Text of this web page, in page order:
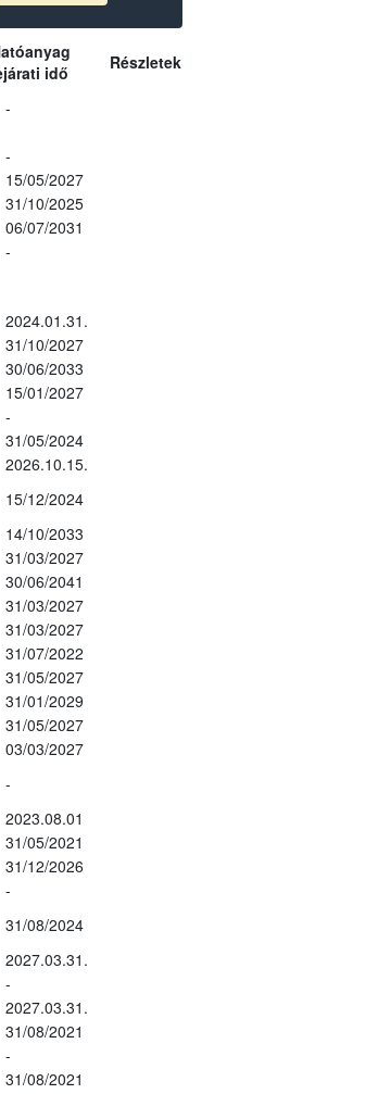
idő
Részletek
-
-
15/05/2027
31/10/2025
06/07/2031
-
2024.01.31.
31/10/2027
30/06/2033
15/01/2027
-
31/05/2024
2026.10.15.
15/12/2024
14/10/2033
31/03/2027
30/06/2041
31/03/2027
31/03/2027
31/07/2022
31/05/2027
31/01/2029
31/05/2027
03/03/2027
-
2023.08.01
31/05/2021
31/12/2026
-
31/08/2024
2027.03.31.
-
2027.03.31.
31/08/2021
-
31/08/2021